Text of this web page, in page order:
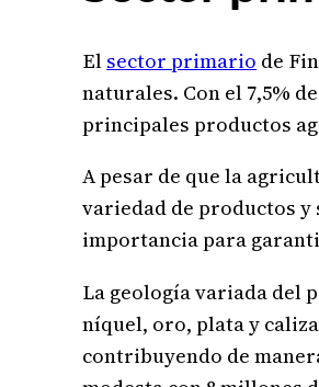
El sector primario de
naturales. Con el 7,5%
principales productos
A pesar de que la
variedad de productos y
importancia para
La geología variada del
níquel, oro, plata y
contribuyendo de